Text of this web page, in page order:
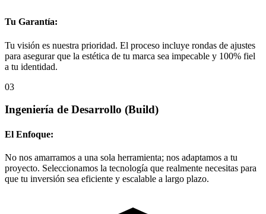
Tu Garantía:
Tu visión es nuestra prioridad. El proceso incluye rondas de ajustes
para asegurar que la estética de tu marca sea impecable y 100% fiel
a tu identidad.
03
Ingeniería de Desarrollo (Build)
El Enfoque:
No nos amarramos a una sola herramienta; nos adaptamos a tu
proyecto. Seleccionamos la tecnología que realmente necesitas para
que tu inversión sea eficiente y escalable a largo plazo.